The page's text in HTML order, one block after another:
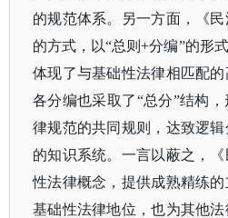
的规范体系。另一方面，《
的方式，以“总则+分编”的形
体现了与基础性法律相匹配的
各分编也采取了“总分”结构
律规范的共同规则，达致逻
的知识系统。一言以蔽之，
性法律概念，提供成熟精练
基础性法律地位，也为其他